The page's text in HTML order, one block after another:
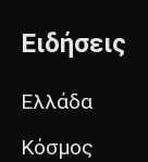
Ειδήσεις
Ελλάδα
Κόσμος